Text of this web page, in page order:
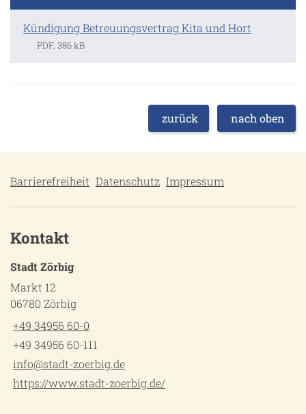
Kündigung Betreuungsvertrag Kita und Hort
PDF, 386 kB
zurück nach oben
Barrierefreiheit Datenschutz Impressum
Kontakt
Stadt Zörbig
Markt 12
06780 Zörbig
+49 34956 60-0
+49 34956 60-111
info@stadt-zoerbig.de
https://www.stadt-zoerbig.de/